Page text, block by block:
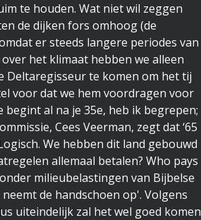
te houden. Wat niet wil zeggen
de dijken fors omhoog (de
er steeds langere periodes van
het klimaat hebben we alleen
Deltaregisseur te komen om het tij
voor dat we hem voordragen voor
al na je 35e, heb ik begrepen;
Cees Veerman, zegt dat ‘65
We hebben dit land gebouwd
allemaal betalen? Who pays
milieubelastingen van Bijbelse
de handschoen op'. Volgens
uiteindelijk zal het wel goed komen